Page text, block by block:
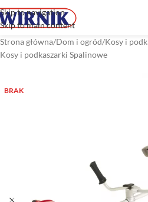
Skip to navigation
Skip to main content
Strona główna/Dom i ogród/Kosy i
Kosy i podkaszarki Spalinowe
BRAK